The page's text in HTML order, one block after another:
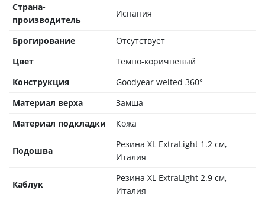
Страна-
производитель
Испания
Брогирование
Отсутствует
Цвет
Тёмно-коричневый
Конструкция
Goodyear welted 360°
Материал верха
Замша
Материал подкладки
Кожа
Подошва
Резина XL ExtraLight 1.2 см,
Италия
Каблук
Резина XL ExtraLight 2.9 см,
Италия